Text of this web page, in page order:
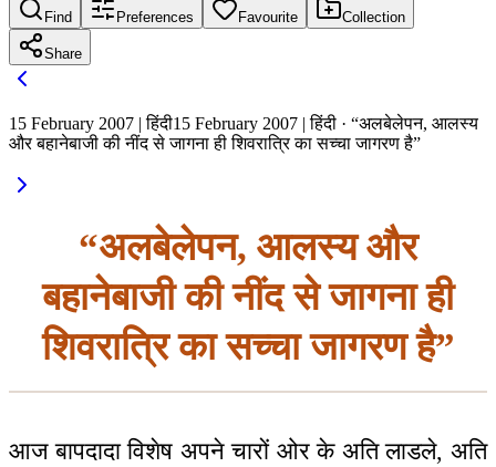
Find Preferences Favourite Collection
Share
15 February 2007 | हिंदी15 February 2007 | हिंदी · “अलबेलेपन, आलस्य
और बहानेबाजी की नींद से जागना ही शिवरात्रि का सच्चा जागरण है”
“अलबेलेपन, आलस्य और
बहानेबाजी की नींद से जागना ही
शिवरात्रि का सच्चा जागरण है”
आज बापदादा विशेष अपने चारों ओर के अति लाडले, अति